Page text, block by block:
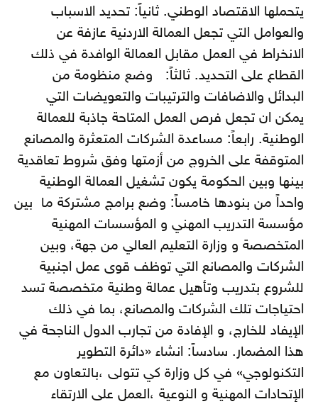
يتحملها الاقتصاد الوطني. ثانياً: تحديد الاسباب
والعوامل التي تجعل العمالة الاردنية عازفة عن
الانخراط في العمل مقابل العمالة الوافدة في ذلك
القطاع على التحديد. ثالثاً: وضع منظومة من
البدائل والاضافات والترتيبات والتعويضات التي
يمكن ان تجعل فرص العمل المتاحة جاذبة للعمالة
الوطنية. رابعاً: مساعدة الشركات المتعثرة والمصانع
المتوقفة على الخروج من أزمتها وفق شروط تعاقدية
بينها وبين الحكومة يكون تشغيل العمالة الوطنية
واحداً من بنودها خامساً: وضع برامج مشتركة ما بين
مؤسسة التدريب المهني و المؤسسات المهنية
المتخصصة و وزارة التعليم العالي من جهة، وبين
الشركات والمصانع التي توظف قوى عمل اجنبية
للشروع بتدريب وتأهيل عمالة وطنية متخصصة تسد
احتياجات تلك الشركات والمصانع، بما في ذلك
الإيفاد للخارج، و الإفادة من تجارب الدول الناجحة في
هذا المضمار. سادساً: انشاء «دائرة التطوير
التكنولوجي» في كل وزارة كي تتولى ،بالتعاون مع
الإتحادات المهنية و النوعية ،العمل على الارتقاء